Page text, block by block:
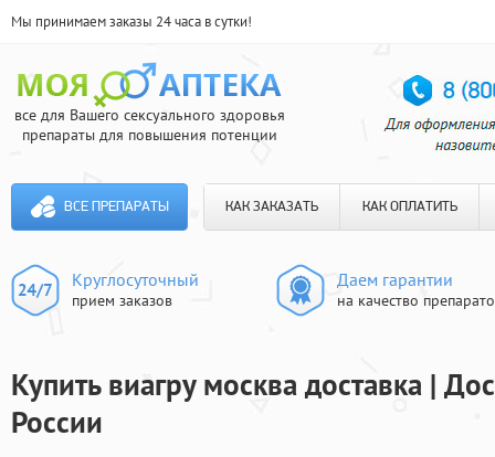
Мы принимаем заказы 24 часа в сутки!
все для Вашего сексуального здоровья
препараты для повышения потенции
ВСЕ ПРЕПАРАТЫ КАК ЗАКАЗАТЬ КАК ОПЛАТИТЬ
Круглосуточный
прием заказов
Даем гарантии
на качество
Купить виагру москва доставка |
России